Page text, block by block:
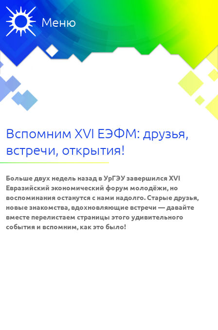
Меню
Вспомним XVI ЕЭФМ: друзья,
встречи, открытия!
Больше двух недель назад в УрГЭУ завершился XVI
Евразийский экономический форум молодёжи, но
воспоминания останутся с нами надолго. Старые друзья,
новые знакомства, вдохновляющие встречи — давайте
вместе перелистаем страницы этого удивительного
события и вспомним, как это было!